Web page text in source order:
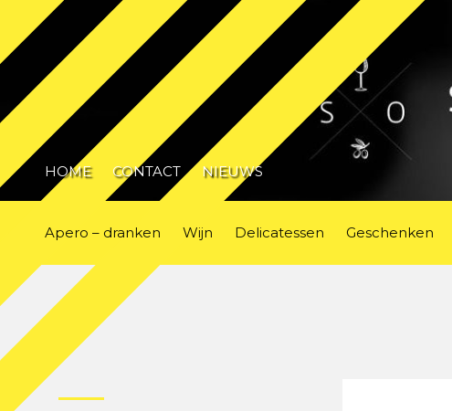
HOME CONTACT NIEUWS
Apero – dranken Wijn Delicatessen Geschenken